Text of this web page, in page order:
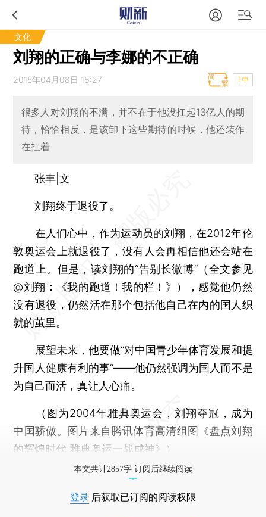
文化
刘翔的正确与李娜的不正确
2015年04月08日 16:27 T中
很多人对刘翔的不满，并不在于他没扛起13亿人的期
待，恰恰相反，是该卸下这些期待的时候，他还装作
在扛着
张丰|文
刘翔终于退役了。
在人们心中，作为运动员的刘翔，在2012年伦
敦奥运会上就退役了，没有人会再相信他还会站在
跑道上。但是，读刘翔的“告别长微博”（全文参见
@刘翔：《我的跑道！我的栏！》），感觉他仍然
没有退役，仍然活在那个包括他自己在内的国人织
就的茧里。
展望未来，他要做“对中国青少年体育发展和提
升国人健康有利的事”——他仍然强调为国人而不是
为自己而活，真让人心痛。
（图为2004年雅典奥运会，刘翔夺冠，成为
中国骄傲。图片来自腾讯体育高清组图《盘点刘翔
的辉煌时代 雅典奥运一战成神》）
本文共计2857字 订阅后继续阅读
登录 后获取已订阅的阅读权限